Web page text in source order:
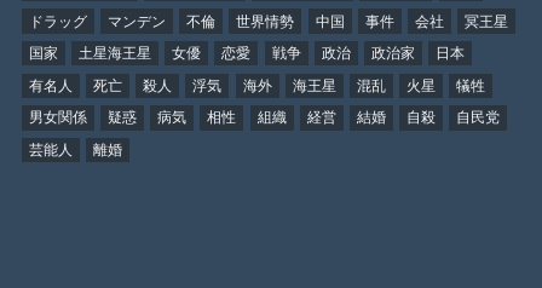
ドラッグ
マンデン 不倫 世界情勢 中国 事件 会社
冥王星
国家
土星海王星 女優 恋愛 戦争 政治 政治家
日本
有名人
死亡 殺人 浮気 海外 海王星 混乱 火星
犠牲
男女関係
疑惑 病気 相性 組織 経営 結婚 自殺
自民党
芸能人
離婚